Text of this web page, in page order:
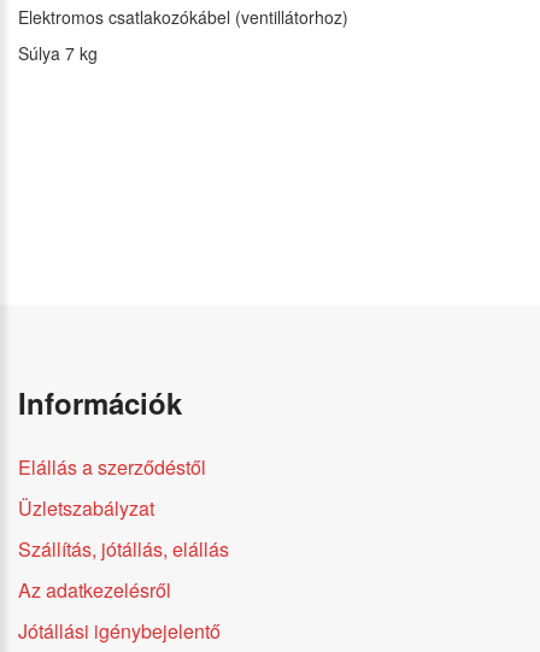
Elektromos csatlakozókábel (ventillátorhoz)
Súlya 7 kg
Információk
Elállás a szerződéstől
Üzletszabályzat
Szállítás, jótállás, elállás
Az adatkezelésről
Jótállási igénybejelentő